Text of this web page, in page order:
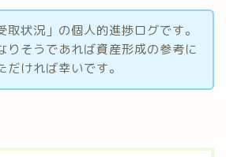
取状況」の個人的進捗ログです。
りそうであれば資産形成の参考に
だければ幸いです。